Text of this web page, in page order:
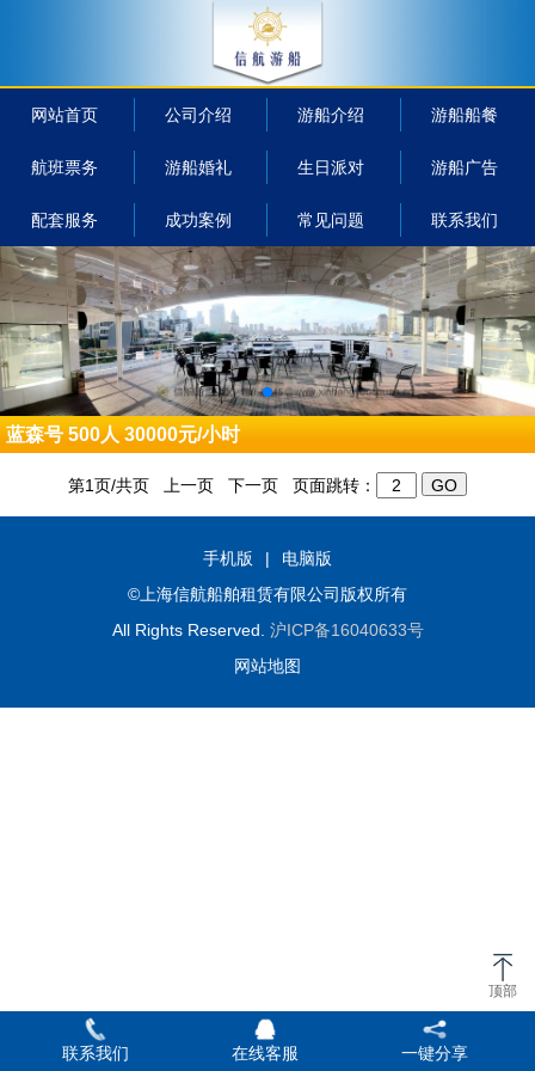
网站首页 公司介绍 游船介绍 游船船餐
航班票务 游船婚礼 生日派对 游船广告
配套服务 成功案例 常见问题 联系我们
蓝森号 500人 30000元/小时
第1页/共页 上一页 下一页 页面跳转：
手机版 |
电脑版
©上海信航船舶租赁有限公司版权所有
All Rights Reserved. 沪ICP备16040633号
网站地图
联系我们 在线客服 一键分享
顶部